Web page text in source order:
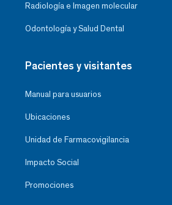
Radiología e Imagen molecular
Odontología y Salud Dental
Pacientes y visitantes
Manual para usuarios
Ubicaciones
Unidad de Farmacovigilancia
Impacto Social
Promociones